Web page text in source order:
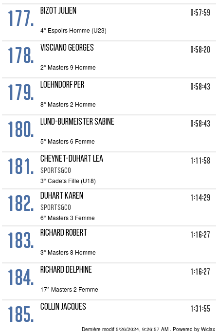
177. BIZOT JULIEN 0:57:59
4° Espoirs Homme (U23)
178. VISCIANO GEORGES 0:58:20
2° Masters 9 Homme
179. LOEHNDORF PER 0:58:43
8° Masters 2 Homme
180. LUND-BURMEISTER SABINE 0:58:43
5° Masters 6 Femme
181. CHEYNET-DUHART LEA
SPORTS&CO
1:11:58
3° Cadets Fille (U18)
182. DUHART KAREN
SPORTS&CO
1:14:29
6° Masters 3 Femme
183. RICHARD ROBERT 1:16:27
3° Masters 8 Homme
184. RICHARD DELPHINE 1:16:27
17° Masters 2 Femme
185. COLLIN JACQUES 1:31:55
5° Masters 5 HommeDernière modif 5/26/2024, 9:26:57 AM . Powered by Wiclax